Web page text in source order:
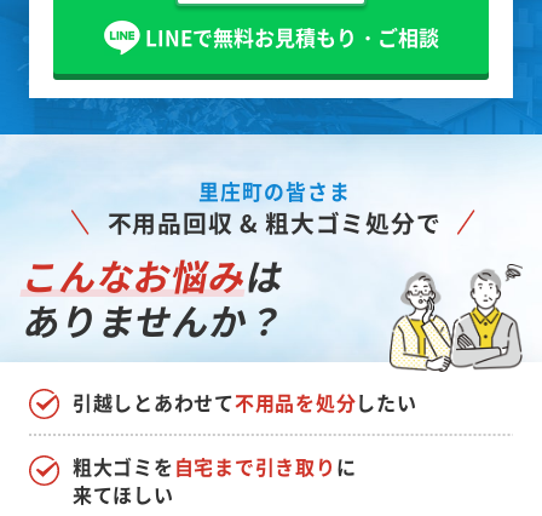
LINEで無料お見積もり・ご相談
里庄町の皆さま
不用品回収 & 粗大ゴミ処分で
こんなお悩みは
ありませんか？
引越しとあわせて不用品を処分したい
粗大ゴミを自宅まで引き取り に
来てほしい